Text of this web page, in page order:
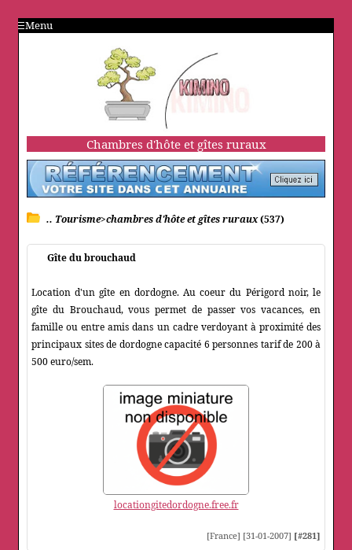
Menu
Chambres d'hôte et gîtes ruraux
.. Tourisme>chambres d'hôte et gîtes ruraux(537)
Gîte du brouchaud
Location d'un gîte en dordogne. Au coeur du Périgord noir, le
gîte du Brouchaud, vous permet de passer vos vacances, en
famille ou entre amis dans un cadre verdoyant à proximité des
principaux sites de dordogne capacité 6 personnes tarif de 200 à
500 euro/sem.
locationgitedordogne.free.fr
[France] [31-01-2007] [#281]